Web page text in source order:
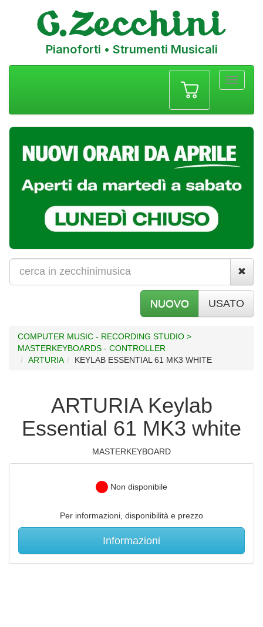
Pianoforti • Strumenti Musicali
NUOVO USATO
COMPUTER MUSIC - RECORDING STUDIO >
MASTERKEYBOARDS - CONTROLLER
ARTURIA
KEYLAB ESSENTIAL 61 MK3 WHITE
ARTURIA Keylab
Essential 61 MK3 white
MASTERKEYBOARD
Non disponibile
Per informazioni, disponibilità e prezzo
Informazioni